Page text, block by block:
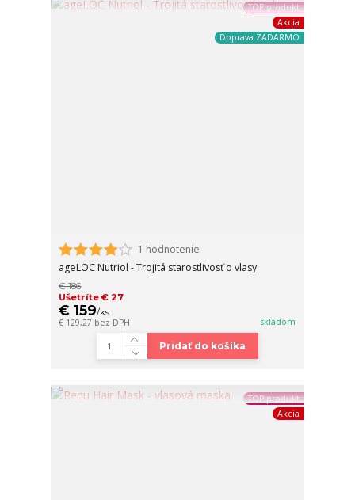
TOP produkt
Akcia
Doprava ZADARMO
1 hodnotenie
ageLOC Nutriol - Trojitá starostlivosť o vlasy
€ 186
Ušetríte € 27
€ 159/ks
€ 129,27 bez DPH skladom
Pridať do košíka
TOP produkt
Akcia